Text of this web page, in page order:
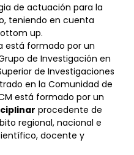
de actuación para la
teniendo en cuenta
up.
está formado por un
de Investigación en
de Investigaciones
en la Comunidad de
está formado por un
procedente de
regional, nacional e
docente y